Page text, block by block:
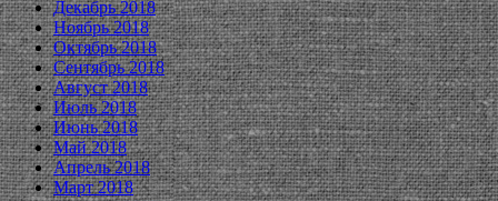
Декабрь 2018
Ноябрь 2018
Октябрь 2018
Сентябрь 2018
Август 2018
Июль 2018
Июнь 2018
Май 2018
Апрель 2018
Март 2018